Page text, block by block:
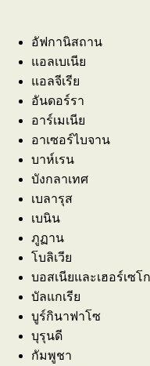
อัฟกานิสถาน
แอลเบเนีย
แอลจีเรีย
อันดอร์รา
อาร์เมเนีย
อาเซอร์ไบจาน
บาห์เรน
บังกลาเทศ
เบลารุส
เบนิน
ภูฏาน
โบลิเวีย
บอสเนียและเฮอร์เซโ
บัลแกเรีย
บูร์กินาฟาโซ
บุรุนดี
กัมพูชา